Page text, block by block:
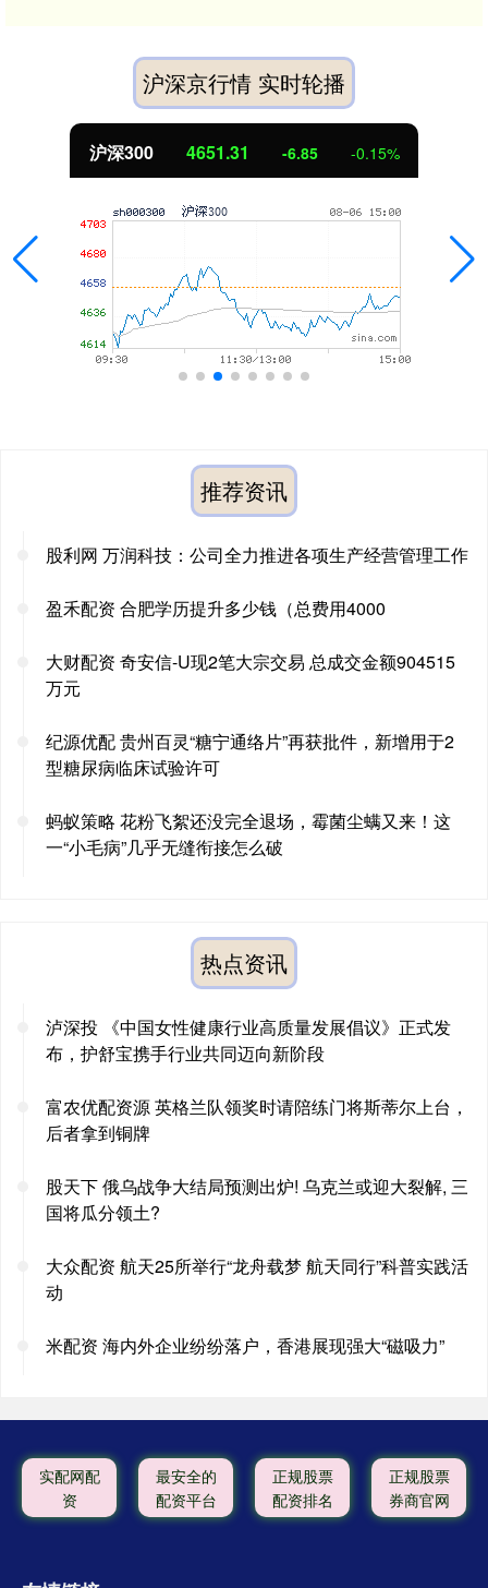
沪深京行情 实时轮播
沪深300 4651.31 -6.85 -0.15%
推荐资讯
股利网 万润科技：公司全力推进各项生产经营管理工作
盈禾配资 合肥学历提升多少钱（总费用4000
大财配资 奇安信-U现2笔大宗交易 总成交金额904515
万元
纪源优配 贵州百灵“糖宁通络片”再获批件，新增用于2
型糖尿病临床试验许可
蚂蚁策略 花粉飞絮还没完全退场，霉菌尘螨又来！这
一“小毛病”几乎无缝衔接怎么破
热点资讯
泸深投 《中国女性健康行业高质量发展倡议》正式发
布，护舒宝携手行业共同迈向新阶段
富农优配资源 英格兰队领奖时请陪练门将斯蒂尔上台，
后者拿到铜牌
股天下 俄乌战争大结局预测出炉! 乌克兰或迎大裂解, 三
国将瓜分领土?
大众配资 航天25所举行“龙舟载梦 航天同行”科普实践活
动
米配资 海内外企业纷纷落户，香港展现强大“磁吸力”
实配网配
资
最安全的
配资平台
正规股票
配资排名
正规股票
券商官网